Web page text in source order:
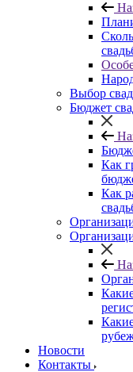
Выбор
Бюджет
Как
Как
Новости
Контакты